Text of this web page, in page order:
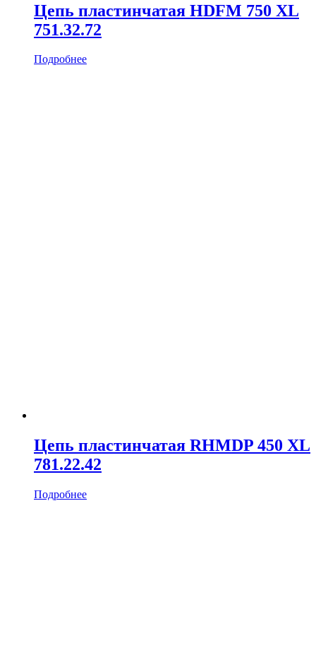
Цепь пластинчатая HDFM 750 XL
751.32.72
Подробнее
Цепь пластинчатая RHMDP 450 XL
781.22.42
Подробнее